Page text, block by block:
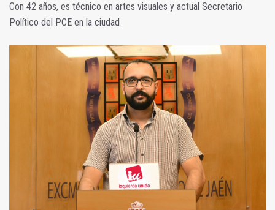
Con 42 años, es técnico en artes visuales y actual Secretario
Político del PCE en la ciudad